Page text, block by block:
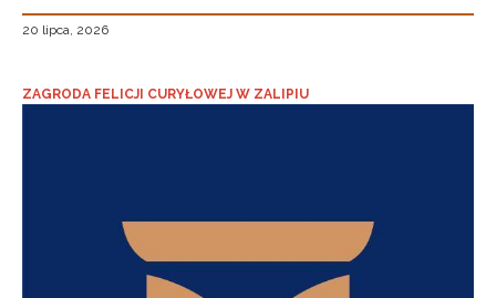
20 lipca, 2026
ZAGRODA FELICJI CURYŁOWEJ W ZALIPIU